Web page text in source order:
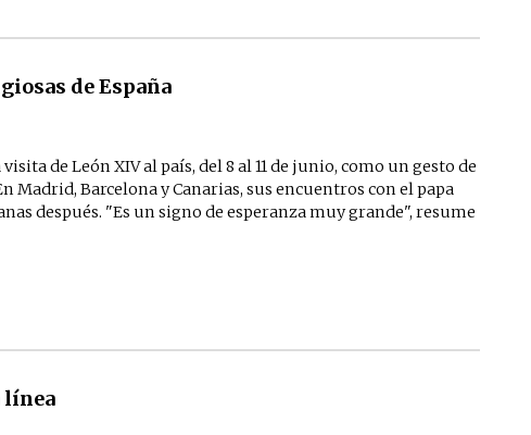
de España
de León XIV al país, del 8 al 11 de junio, como un gesto de
Madrid, Barcelona y Canarias, sus encuentros con el papa
después. "Es un signo de esperanza muy grande", resume
línea